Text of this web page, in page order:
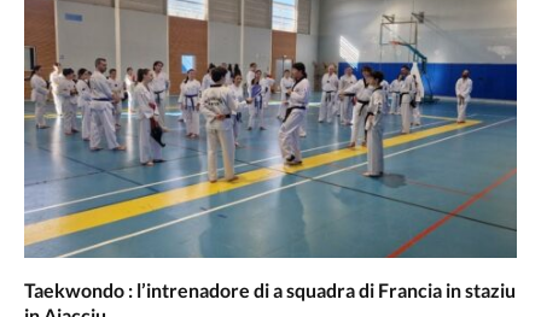
Taekwondo : l’intrenadore di a squadra di Francia in staziu